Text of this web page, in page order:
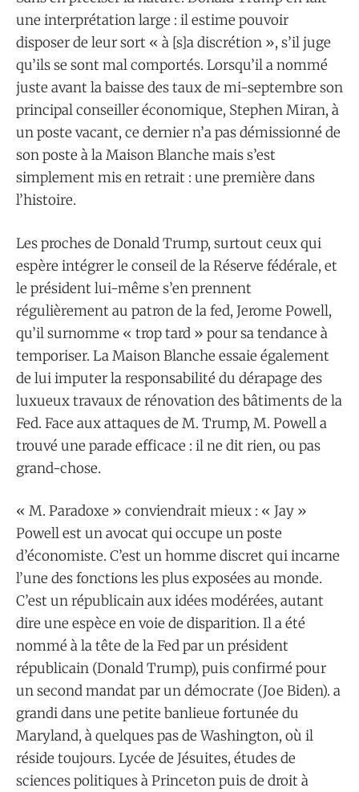
une interprétation large : il estime pouvoir
disposer de leur sort « à [s]a discrétion », s’il juge
qu’ils se sont mal comportés. Lorsqu’il a nommé
juste avant la baisse des taux de mi-septembre son
principal conseiller économique, Stephen Miran, à
un poste vacant, ce dernier n’a pas démissionné de
son poste à la Maison Blanche mais s’est
simplement mis en retrait : une première dans
l’histoire.
Les proches de Donald Trump, surtout ceux qui
espère intégrer le conseil de la Réserve fédérale, et
le président lui-même s’en prennent
régulièrement au patron de la fed, Jerome Powell,
qu’il surnomme « trop tard » pour sa tendance à
temporiser. La Maison Blanche essaie également
de lui imputer la responsabilité du dérapage des
luxueux travaux de rénovation des bâtiments de la
Fed. Face aux attaques de M. Trump, M. Powell a
trouvé une parade efficace : il ne dit rien, ou pas
grand-chose.
« M. Paradoxe » conviendrait mieux : « Jay »
Powell est un avocat qui occupe un poste
d’économiste. C’est un homme discret qui incarne
l’une des fonctions les plus exposées au monde.
C’est un républicain aux idées modérées, autant
dire une espèce en voie de disparition. Il a été
nommé à la tête de la Fed par un président
républicain (Donald Trump), puis confirmé pour
un second mandat par un démocrate (Joe Biden). a
grandi dans une petite banlieue fortunée du
Maryland, à quelques pas de Washington, où il
réside toujours. Lycée de Jésuites, études de
sciences politiques à Princeton puis de droit à